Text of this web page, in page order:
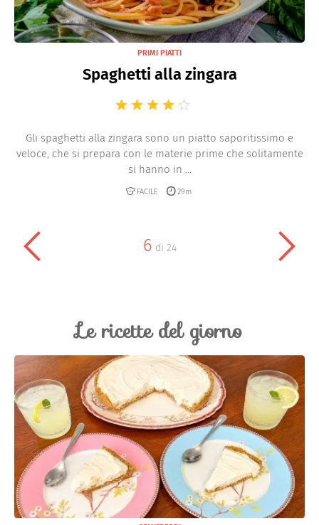
PRIMI PIATTI
Spaghetti alla zingara
Gli spaghetti alla zingara sono un piatto saporitissimo e
veloce, che si prepara con le materie prime che solitamente
si hanno in ...
FACILE 29m
6 di 24
Le ricette del giorno